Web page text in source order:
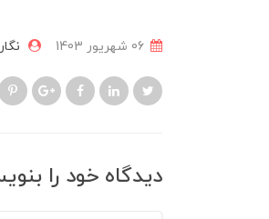
دیدگاه خود را